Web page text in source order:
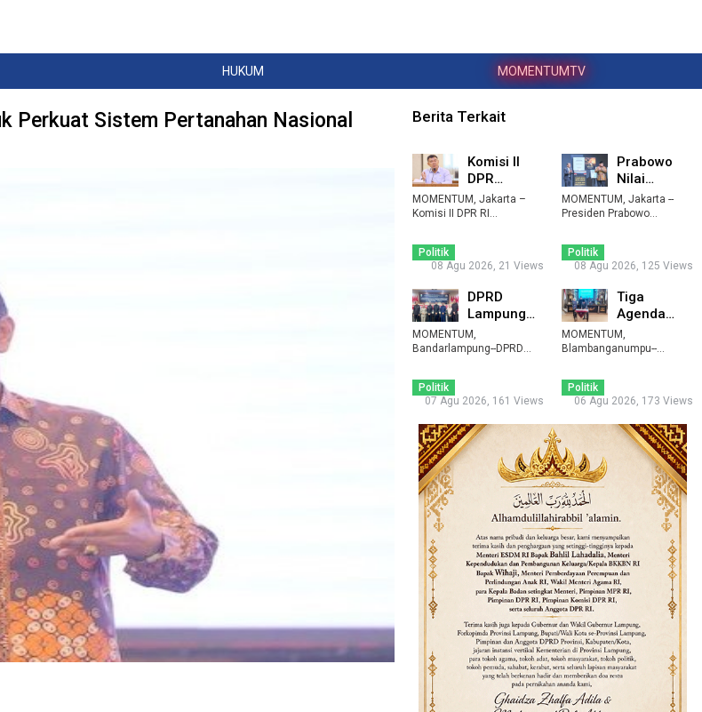
HUKUM MOMENTUMTV
Perkuat Sistem Pertanahan Nasional Berita Terkait
Komisi II
DPR
Apresiasi
Bantuan
MOMENTUM, Jakarta –
Komisi II DPR RI
Politik
08 Agu 2026, 21 Views
Prabowo
Nilai
Perjalanan
Hidup Bahlil
MOMENTUM, Jakarta --
Presiden Prabowo
Politik
08 Agu 2026, 125 Views
DPRD
Lampung
Sepakati
Perubahan
MOMENTUM,
Bandarlampung--DPRD
Politik
07 Agu 2026, 161 Views
Tiga
Agenda
Strategis
Tuntas,
...
MOMENTUM,
Blambanganumpu--
Politik
06 Agu 2026, 173 Views